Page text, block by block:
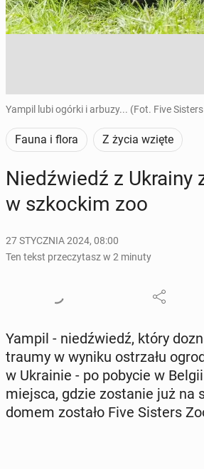
Yampil lubi ogórki i arbuzy... (Fot. Five
Fauna i flora Z życia wzięte
Niedź­wiedź z Ukrainy
w szkoc­kim zoo
27 STYCZNIA 2024, 08:00
Ten tekst przeczytasz w 2 minuty
Yampil - niedź­wiedź, który
traumy w wyniku ostrza­łu
w Ukra­inie - po pobycie w
miejsca, gdzie zo­sta­nie już na
domem zostało Five Sisters